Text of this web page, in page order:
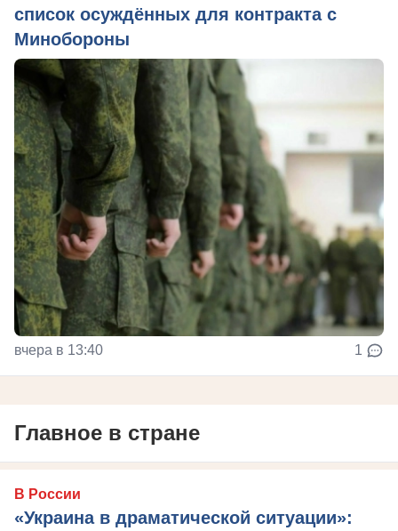
список осуждённых для контракта с
Минобороны
вчера в 13:40 1
Главное в стране
В России
«Украина в драматической ситуации»: